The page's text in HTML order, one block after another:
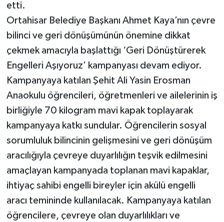
etti.
Ortahisar Belediye Başkanı Ahmet Kaya’nın çevre
bilinci ve geri dönüşümünün önemine dikkat
çekmek amacıyla başlattığı ‘Geri Dönüştürerek
Engelleri Aşıyoruz’ kampanyası devam ediyor.
Kampanyaya katılan Şehit Ali Yasin Erosman
Anaokulu öğrencileri, öğretmenleri ve ailelerinin iş
birliğiyle 70 kilogram mavi kapak toplayarak
kampanyaya katkı sundular. Öğrencilerin sosyal
sorumluluk bilincinin gelişmesini ve geri dönüşüm
aracılığıyla çevreye duyarlılığın teşvik edilmesini
amaçlayan kampanyada toplanan mavi kapaklar,
ihtiyaç sahibi engelli bireyler için akülü engelli
aracı temininde kullanılacak. Kampanyaya katılan
öğrencilere, çevreye olan duyarlılıkları ve